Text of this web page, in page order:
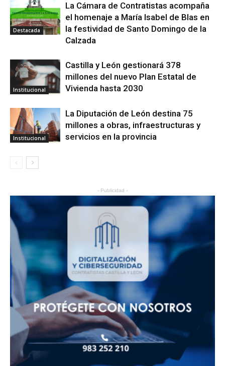
Destacada
La Cámara de Contratistas acompaña
el homenaje a María Isabel de Blas en
la festividad de Santo Domingo de la
Calzada
Institucional
Castilla y León gestionará 378
millones del nuevo Plan Estatal de
Vivienda hasta 2030
Institucional
La Diputación de León destina 75
millones a obras, infraestructuras y
servicios en la provincia
- Publicidad -